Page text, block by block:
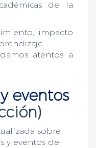
de la
impacto
atentos a
eventos
sobre
y eventos de